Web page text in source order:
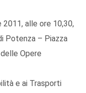
alle ore 10,30,
Potenza – Piazza
Opere
e ai Trasporti